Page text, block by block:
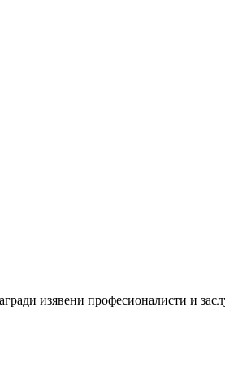
изявени професионалисти и